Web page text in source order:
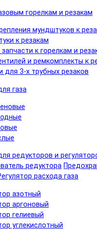
горелкам и резакам
мундштуков к
к резакам
к горелкам и
и ремкомплекты к
для 3-х трубных резаков
газа
редукторов и
редуктора
расхода газа
азотный
аргоновый
гелиевый
углекислотный